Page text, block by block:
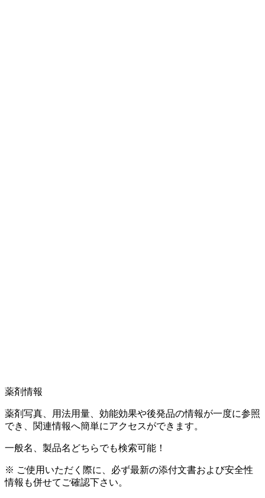
薬剤情報
薬剤写真、用法用量、効能効果や後発品の情報が一度に参照
でき、関連情報へ簡単にアクセスができます。
一般名、製品名どちらでも検索可能！
※ ご使用いただく際に、必ず最新の添付文書および安全性
情報も併せてご確認下さい。